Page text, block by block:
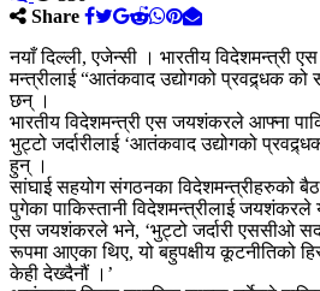
Share
नयाँ दिल्ली, एजेन्सी । भारतीय विदेशमन्त्री
मन्त्रीलाई “आतंकवाद उद्योगको प्रवद्र्धक को
छन् ।
भारतीय विदेशमन्त्री एस जयशंकरले आफ्ना
भुट्टो जर्दारीलाई ‘आतंकवाद उद्योगको
हुन् ।
सांघाई सहयोग संगठनका विदेशमन्त्रीहरुको
पुगेका पाकिस्तानी विदेशमन्त्रीलाई जयशंकरले
एस जयशंकरले भने, ‘भुट्टो जर्दारी एससीओ
रूपमा आएका थिए, यो बहुपक्षीय कूटनीतिको
केही देख्दैनौं ।’